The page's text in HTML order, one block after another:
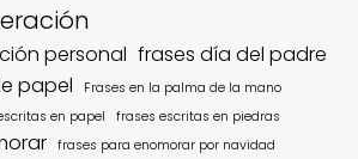
personal frases día del padre
papel
Frases en la palma de la mano
en papel frases escritas en piedras
frases para enomorar por navidad